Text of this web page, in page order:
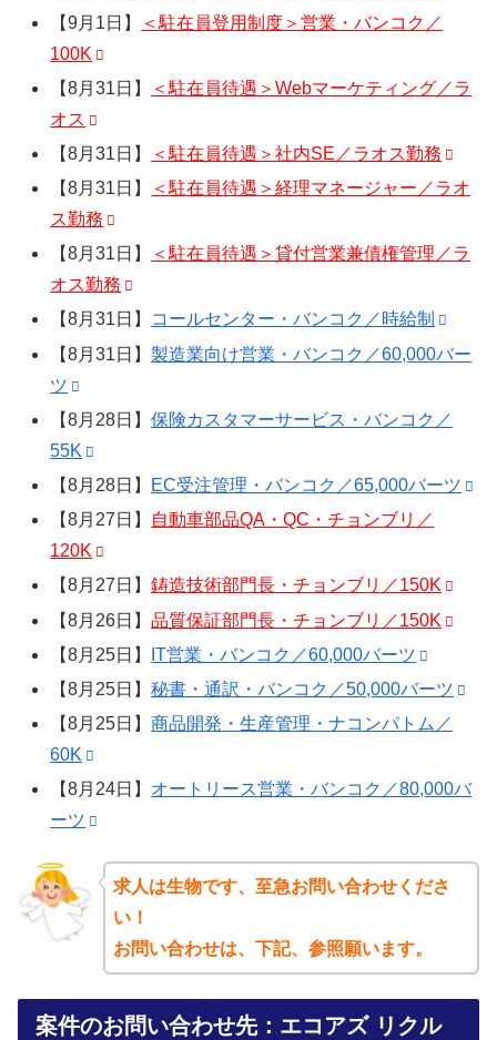
【9月1日】
＜駐在員登用制度＞営業・バンコク／
100K
【8月31日】
＜駐在員待遇＞Webマーケティング／ラ
オス
【8月31日】
＜駐在員待遇＞社内SE／ラオス勤務
【8月31日】
＜駐在員待遇＞経理マネージャー／ラオ
ス勤務
【8月31日】
＜駐在員待遇＞貸付営業兼債権管理／ラ
オス勤務
【8月31日】
コールセンター・バンコク／時給制
【8月31日】製造業向け営業・バンコク／60,000バー
ツ
【8月28日】保険カスタマーサービス・バンコク／
55K
【8月28日】
EC受注管理・バンコク／65,000バーツ
【8月27日】
自動車部品QA・QC・チョンブリ／
120K
【8月27日】鋳造技術部門長・チョンブリ／150K
【8月26日】品質保証部門長・チョンブリ／150K
【8月25日】
IT営業・バンコク／60,000バーツ
【8月25日】秘書・通訳・バンコク／50,000バーツ
【8月25日】商品開発・生産管理・ナコンパトム／
60K
【8月24日】 オートリース営業・バンコク／80,000バ
ーツ
求人は生物です、至急お問い合わせくださ
い！
お問い合わせは、下記、参照願います。
案件のお問い合わせ先：エコアズ リクル